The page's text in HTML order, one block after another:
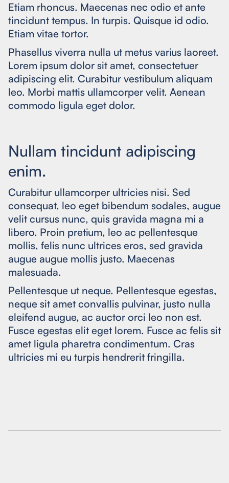
Etiam rhoncus. Maecenas nec odio et ante
tincidunt tempus. In turpis. Quisque id odio.
Etiam vitae tortor.
Phasellus viverra nulla ut metus varius laoreet.
Lorem ipsum dolor sit amet, consectetuer
adipiscing elit. Curabitur vestibulum aliquam
leo. Morbi mattis ullamcorper velit. Aenean
commodo ligula eget dolor.
Nullam tincidunt adipiscing
enim.
Curabitur ullamcorper ultricies nisi. Sed
consequat, leo eget bibendum sodales, augue
velit cursus nunc, quis gravida magna mi a
libero. Proin pretium, leo ac pellentesque
mollis, felis nunc ultrices eros, sed gravida
augue augue mollis justo. Maecenas
malesuada.
Pellentesque ut neque. Pellentesque egestas,
neque sit amet convallis pulvinar, justo nulla
eleifend augue, ac auctor orci leo non est.
Fusce egestas elit eget lorem. Fusce ac felis sit
amet ligula pharetra condimentum. Cras
ultricies mi eu turpis hendrerit fringilla.